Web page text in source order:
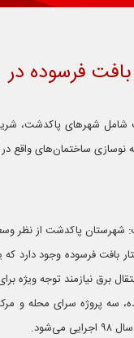
هکتار بافت فرسوده در
شهرهای پاکدشت،
دارد که نوسازی ساختمان‌های
شهرستان پاکدشت از نظر
داشت: در شهر پاکدشت، ۱۶۷ هکتار
برق نیازمند توجه ویژه
پروژه سرای محله و